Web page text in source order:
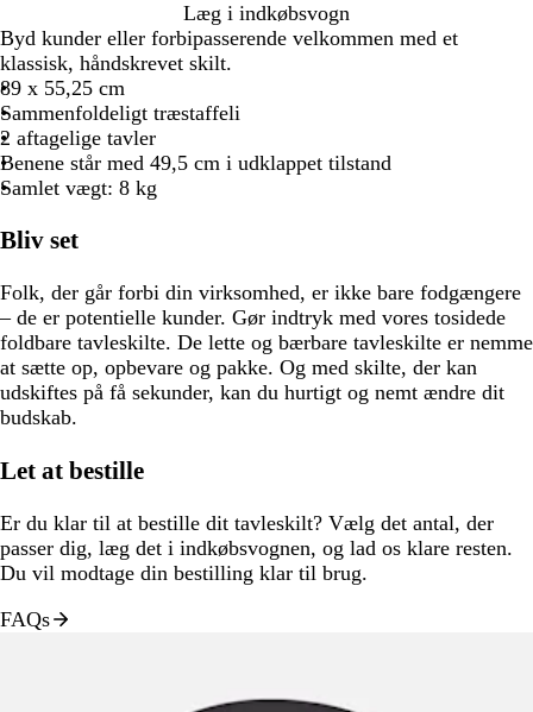
Læg i indkøbsvogn
Byd kunder eller forbipasserende velkommen med et
klassisk, håndskrevet skilt.
89 x 55,25 cm
Sammenfoldeligt træstaffeli
2 aftagelige tavler
Benene står med 49,5 cm i udklappet tilstand
Samlet vægt: 8 kg
Bliv set
Folk, der går forbi din virksomhed, er ikke bare fodgængere
– de er potentielle kunder. Gør indtryk med vores tosidede
foldbare tavleskilte. De lette og bærbare tavleskilte er nemme
at sætte op, opbevare og pakke. Og med skilte, der kan
udskiftes på få sekunder, kan du hurtigt og nemt ændre dit
budskab.
Let at bestille
Er du klar til at bestille dit tavleskilt? Vælg det antal, der
passer dig, læg det i indkøbsvognen, og lad os klare resten.
Du vil modtage din bestilling klar til brug.
FAQs